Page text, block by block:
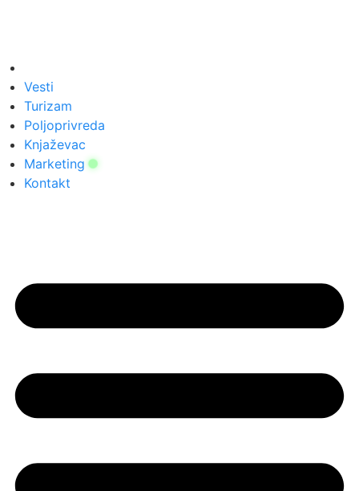
Vesti
Turizam
Poljoprivreda
Knjaževac
Marketing
Kontakt